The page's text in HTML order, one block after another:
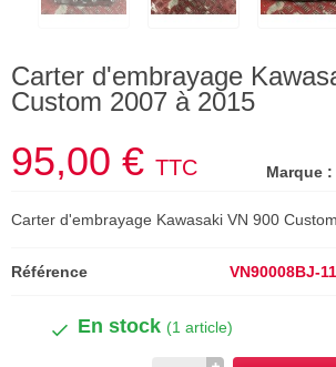
Carter d'embrayage
Custom 2007 à 2015
Marque :
95,00 € TTC
Carter d'embrayage Kawasaki VN 900
Référence VN90008BJ-
En stock (1 article)